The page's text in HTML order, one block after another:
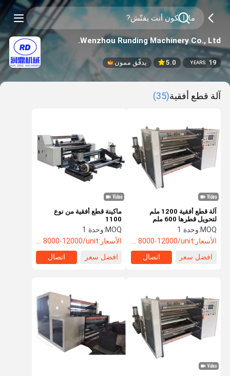
Wenzhou Runding Machinery Co., Ltd.
19
YEARS
5.0 يدقّق ممون
آلة قطع أفقية(35)
ماكينة قطع أفقية من نوع
1100
MOQ: وحدة 1
الأسعار:USD 8000-12000/unit
افضل سعر
اتصال
آلة قطع أفقية 1200 ملم
لتحويل قطرها 600 ملم
MOQ: وحدة 1
الأسعار:USD 8000-12000/unit
افضل سعر
اتصال